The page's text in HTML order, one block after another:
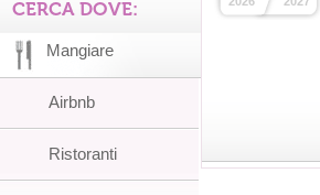
CERCA DOVE:
Mangiare
Airbnb
Ristoranti